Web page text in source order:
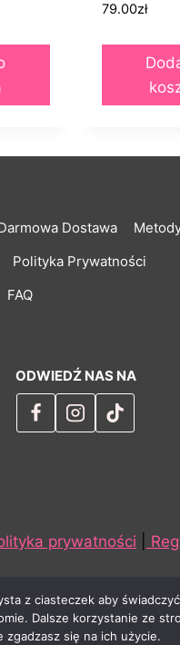
79.00zł
Dostawa
Polityka Prywatności
FAQ
ODWIEDŹ NAS NA
prywatności
z ciasteczek aby świadczyć
Dalsze korzystanie ze
zgadzasz się na ich użycie.